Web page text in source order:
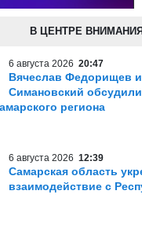
В ЦЕНТРЕ ВНИМАНИЯ
6 августа 2026 20:47
Вячеслав Федорищев
Симановский
региона
6 августа 2026 12:39
Самарская область
взаимодействие с